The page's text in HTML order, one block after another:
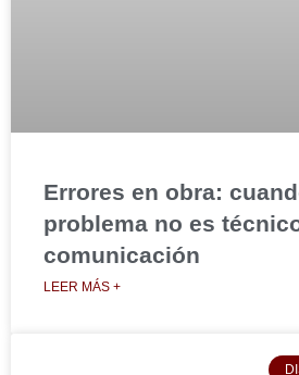
Errores en obra:
problema no es
comunicación
LEER MÁS +